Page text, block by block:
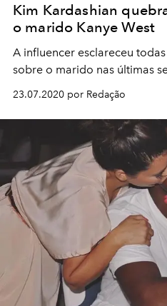
Kim Kardashian
o marido Kanye West
A influencer esclareceu
sobre o marido nas últimas
23.07.2020 por Redação